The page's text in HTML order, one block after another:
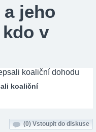
jeho
v
koaliční
(0) Vstoupit do diskuse